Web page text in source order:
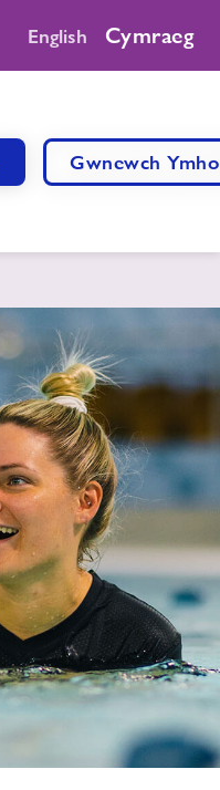
English Cymraeg
Gwnewch